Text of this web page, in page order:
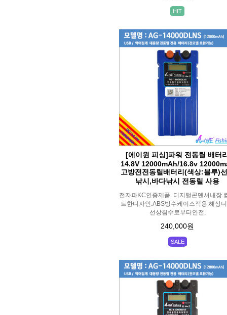
HIT
[에이원 피싱]파워 전동릴 배터
14.8V 12000mAh/16.8v
고방전전동릴배터리(색상:블루)
낚시,바다낚시 전동릴 사용
전자파KC인증제품. 디지털콘덴셔내장.
트한디자인.ABS방수케이스적용.해상
선상침수로부터안전,
240,000원
SALE